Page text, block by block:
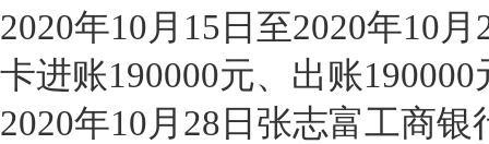
2020年10月15日至2020年10
卡进账190000元、出账
2020年10月28日张志富工商